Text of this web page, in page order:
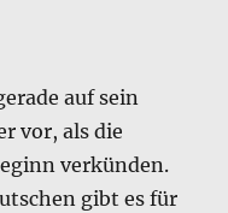
auf sein
vor, als die
verkünden.
gibt es für